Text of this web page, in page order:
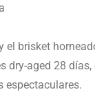
el brisket
dry-aged 28 días,
espectaculares.